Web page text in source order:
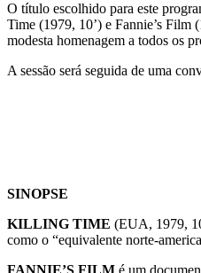
O título escolhido para este
Time (1979, 10’) e Fannie’s Film
modesta homenagem a todos os
A sessão será seguida de uma
SINOPSE
KILLING TIME (EUA, 1979,
como o “equivalente norte-